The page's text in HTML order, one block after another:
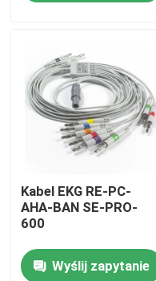
O nas
Wycieczka po fabryce
Skontaktuj się z nami
Aktualności
Kabel EKG RE-PC-
AHA-BAN SE-PRO-
600
Wyślij zapytanie